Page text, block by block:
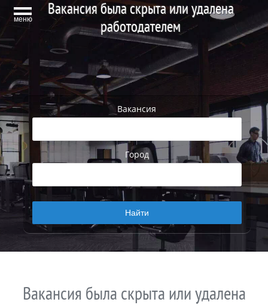
меню
Вакансия была скрыта или удалена
работодателем
Вакансия
Город
Вакансия была скрыта или удалена